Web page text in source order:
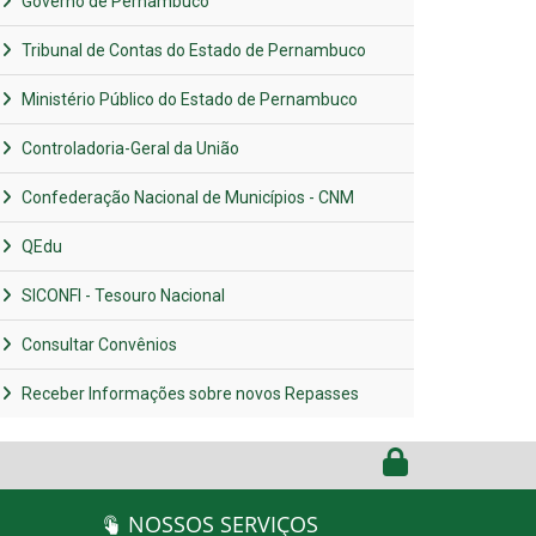
Tribunal de Contas do Estado de Pernambuco
Ministério Público do Estado de Pernambuco
Controladoria-Geral da União
Confederação Nacional de Municípios - CNM
QEdu
SICONFI - Tesouro Nacional
Consultar Convênios
Receber Informações sobre novos Repasses
NOSSOS SERVIÇOS